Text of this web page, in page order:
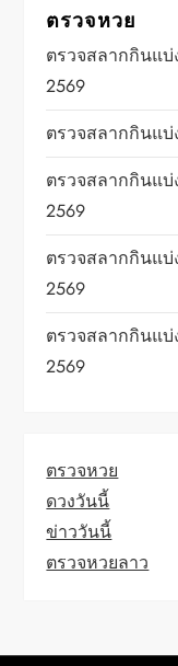
ตรวจหวย
ตรวจสลากกินแบ่
2569
ตรวจสลากกินแ
ตรวจสลากกินแ
2569
ตรวจสลากกินแ
2569
ตรวจสลากกินแ
2569
ตรวจหวย
ดวงวันนี้
ข่าววันนี้
ตรวจหวยลาว